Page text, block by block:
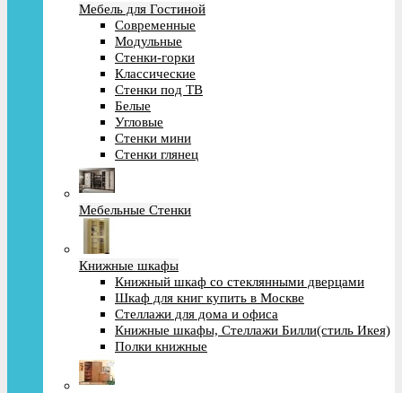
Мебель для Гостиной
Современные
Модульные
Стенки-горки
Классические
Стенки под ТВ
Белые
Угловые
Стенки мини
Стенки глянец
Мебельные Стенки
Книжные шкафы
Книжный шкаф со стеклянными дверцами
Шкаф для книг купить в Москве
Стеллажи для дома и офиса
Книжные шкафы, Стеллажи Билли(стиль Икея)
Полки книжные